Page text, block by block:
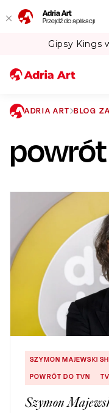
Adria Art
Przejdź do aplikacji
Arena Kraków!
ADRIA ART BLOG
powrót
SZYMON MAJEWSKI
POWRÓT DO TVN
Szymon